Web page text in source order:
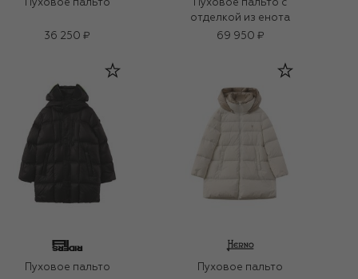
Пуховое пальто
36 250 ₽
Пуховое пальто с
отделкой из енота
69 950 ₽
Пуховое пальто
Пуховое пальто